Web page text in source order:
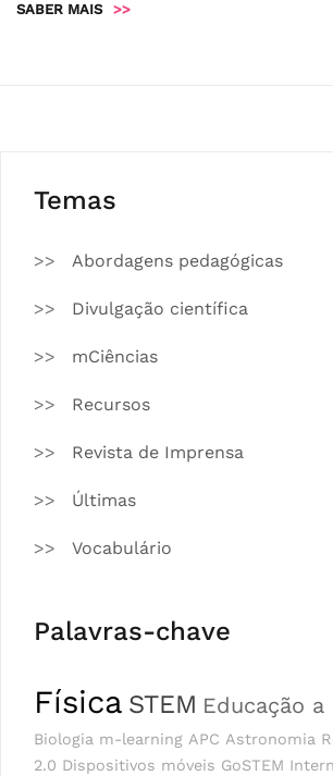
SABER MAIS >>
Temas
Abordagens pedagógicas
Divulgação científica
mCiências
Recursos
Revista de Imprensa
Últimas
Vocabulário
Palavras-chave
Física STEM Educação
Biologia m-learning APC Astronomia
2.0 Dispositivos móveis GoSTEM